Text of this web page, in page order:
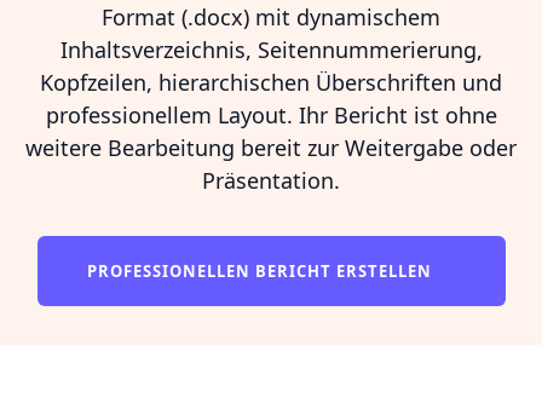
Format (.docx) mit dynamischem
Inhaltsverzeichnis, Seitennummerierung,
Kopfzeilen, hierarchischen Überschriften und
professionellem Layout. Ihr Bericht ist ohne
weitere Bearbeitung bereit zur Weitergabe oder
Präsentation.
PROFESSIONELLEN BERICHT ERSTELLEN